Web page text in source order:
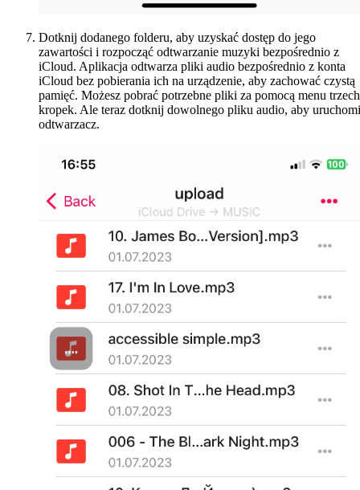
Dotknij dodanego folderu, aby uzyskać dostęp do jego
zawartości i rozpocząć odtwarzanie muzyki bezpośrednio z
iCloud. Aplikacja odtwarza pliki audio bezpośrednio z konta
iCloud bez pobierania ich na urządzenie, aby zachować czystą
pamięć. Możesz pobrać potrzebne pliki za pomocą menu trzech
kropek. Ale teraz dotknij dowolnego pliku audio, aby
odtwarzacz.